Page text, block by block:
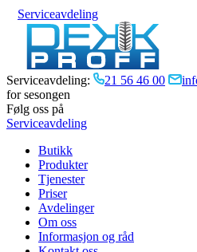
Serviceavdeling
Serviceavdeling: 21 56 46 00
for sesongen
Følg oss på
Serviceavdeling
Butikk
Produkter
Tjenester
Priser
Avdelinger
Om oss
Informasjon og råd